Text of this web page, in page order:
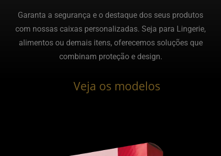
Garanta a segurança e o destaque dos seus produtos
com nossas caixas personalizadas. Seja para Lingerie,
alimentos ou demais itens, oferecemos soluções que
combinam proteção e design.
Veja os modelos